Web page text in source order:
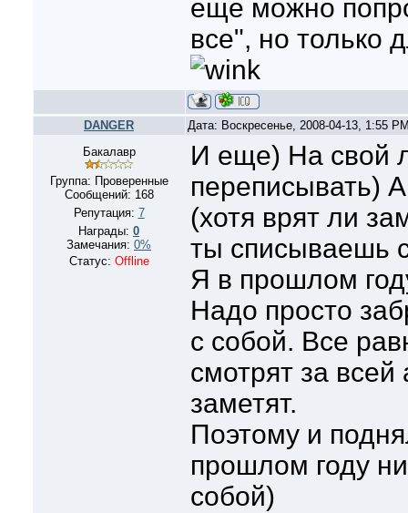
еще можно
все", но только
DANGER
Дата: Воскресенье, 2008-04-13, 1:55
Бакалавр
Группа: Проверенные
Сообщений: 168
Репутация: 7
Награды: 0
Замечания: 0%
Статус: Offline
И еще) На свой
переписывать)
(хотя врят ли
ты списываешь
Я в прошлом
Надо просто
с собой. Все
смотрят за
заметят.
Поэтому и
прошлом году
собой)